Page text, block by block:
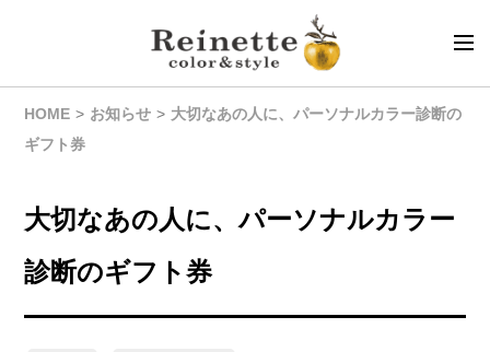
HOME お知らせ
大切なあの人に、パーソナルカラー診断の
ギフト券
大切なあの人に、パーソナルカラー
診断のギフト券